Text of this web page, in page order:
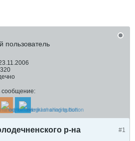
пользователь
сообщение:
#1
р-на